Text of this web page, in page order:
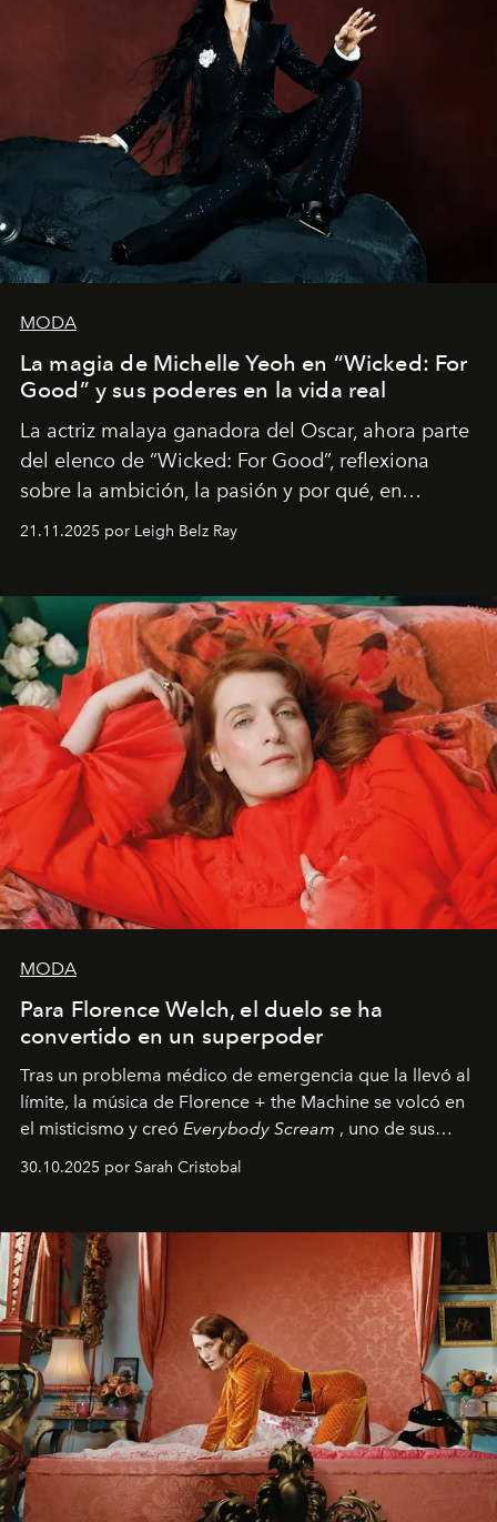
MODA
La magia de Michelle Yeoh en “Wicked: For
Good” y sus poderes en la vida real
La actriz malaya ganadora del Oscar, ahora parte
del elenco de “Wicked: For Good”, reflexiona
sobre la ambición, la pasión y por qué, en
ocasiones, la introspección puede esperar. “Es
importa si no lo entienden’”, confiesa.
21.11.2025 por Leigh Belz Ray
MODA
Para Florence Welch, el duelo se ha
convertido en un superpoder
Tras un problema médico de emergencia que la llevó al
límite, la música de Florence + the Machine se volcó en
el misticismo y creó Everybody Scream , uno de sus
álbumes más profundos hasta la fecha.
30.10.2025 por Sarah Cristobal